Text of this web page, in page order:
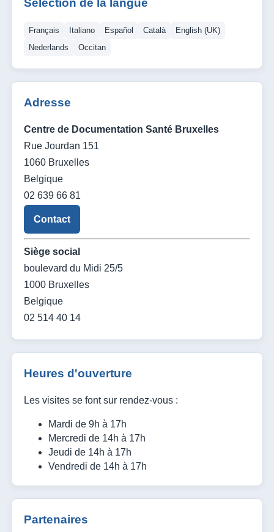
Sélection de la langue
Français Italiano Español Català
English (UK)
Nederlands
Occitan
Adresse
Centre de Documentation Santé Bruxelles
Rue Jourdan 151
1060 Bruxelles
Belgique
02 639 66 81
Contact
Siège social
boulevard du Midi 25/5
1000 Bruxelles
Belgique
02 514 40 14
Heures d'ouverture
Les visites se font sur rendez-vous :
Mardi de 9h à 17h
Mercredi de 14h à 17h
Jeudi de 14h à 17h
Vendredi de 14h à 17h
Partenaires